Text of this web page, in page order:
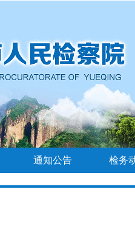
通知公告 检务